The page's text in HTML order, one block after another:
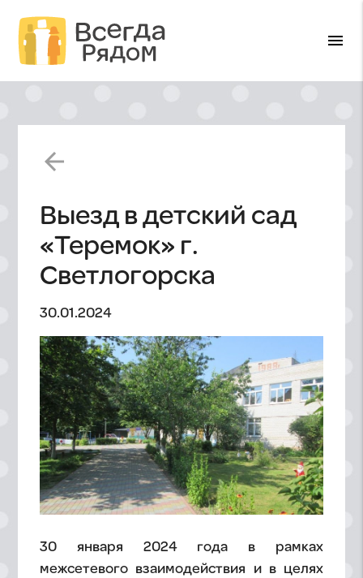
menu
arrow_back
Выезд в детский сад
«Теремок» г.
Светлогорска
30.01.2024
30 января 2024 года в рамках
межсетевого взаимодействия и в целях